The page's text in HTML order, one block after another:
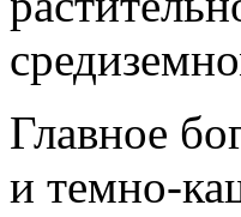
Главное
и темно-